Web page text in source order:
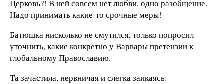
Церковь?! В ней совсем нет любви, одно разобщение.
Надо принимать какие-то срочные меры!
Батюшка нисколько не смутился, только попросил
уточнить, какие конкретно у Варвары претензии к
глобальному Православию.
Та зачастила, нервничая и слегка заикаясь: